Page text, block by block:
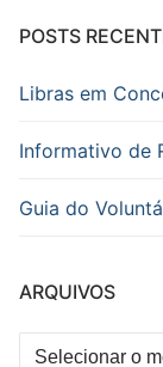
POSTS
Libras em
Informativo de
Guia do
ARQUIVOS
Arquivos